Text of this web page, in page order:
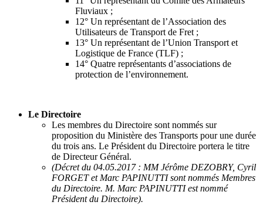
Fluviaux ;
12° Un représentant de l’Association des
Utilisateurs de Transport de Fret ;
13° Un représentant de l’Union Transport et
Logistique de France (TLF) ;
14° Quatre représentants d’associations de
protection de l’environnement.
Le Directoire
Les membres du Directoire sont nommés sur
proposition du Ministère des Transports pour une durée
du trois ans. Le Président du Directoire portera le titre
de Directeur Général.
(Décret du 04.05.2017 : MM Jérôme DEZOBRY, Cyril
FORGET et Marc PAPINUTTI sont nommés Membres
du Directoire. M. Marc PAPINUTTI est nommé
Président du Directoire).